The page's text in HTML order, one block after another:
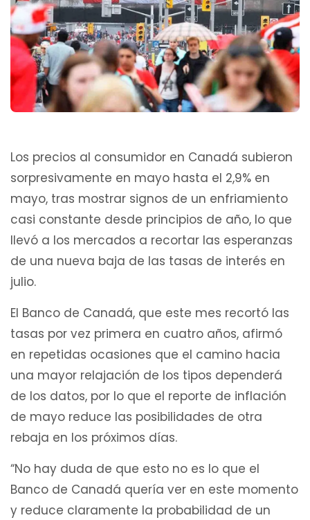
Los precios al consumidor en Canadá subieron
sorpresivamente en mayo hasta el 2,9% en
mayo, tras mostrar signos de un enfriamiento
casi constante desde principios de año, lo que
llevó a los mercados a recortar las esperanzas
de una nueva baja de las tasas de interés en
julio.
El Banco de Canadá, que este mes recortó las
tasas por vez primera en cuatro años, afirmó
en repetidas ocasiones que el camino hacia
una mayor relajación de los tipos dependerá
de los datos, por lo que el reporte de inflación
de mayo reduce las posibilidades de otra
rebaja en los próximos días.
“No hay duda de que esto no es lo que el
Banco de Canadá quería ver en este momento
y reduce claramente la probabilidad de un